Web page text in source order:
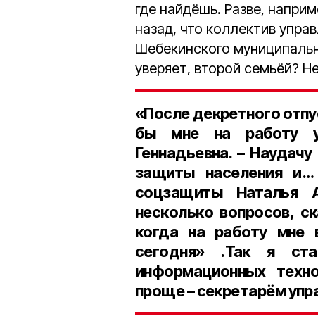
где найдёшь. Разве,
назад, что коллектив
Шебекинского
уверяет, второй семьёй?
«После декретного
бы мне на работу
Геннадьевна. –
защиты населения
соцзащиты Наталья
несколько вопросов,
когда на работу мне
сегодня» .Так я
информационных
проще – секретарём